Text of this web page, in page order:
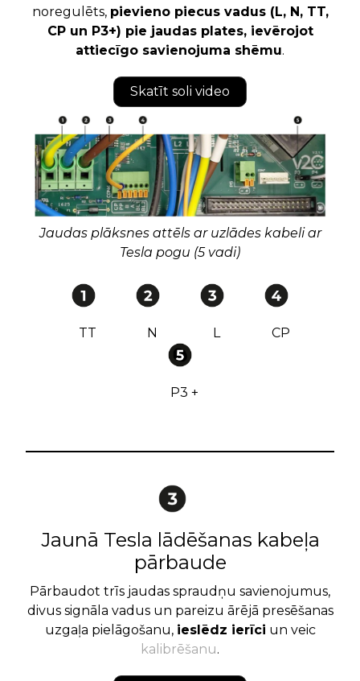
noregulēts, pievieno piecus vadus (L, N, TT,
CP un P3+) pie jaudas plates, ievērojot
attiecīgo savienojuma shēmu.
Skatīt soli video
Jaudas plāksnes attēls ar uzlādes kabeli ar
Tesla pogu (5 vadi)
TT N L CP
P3 +
Jaunā Tesla lādēšanas kabeļa
pārbaude
Pārbaudot trīs jaudas spraudņu savienojumus,
divus signāla vadus un pareizu ārējā presēšanas
uzgaļa pielāgošanu, ieslēdz ierīci un veic
kalibrēšanu.